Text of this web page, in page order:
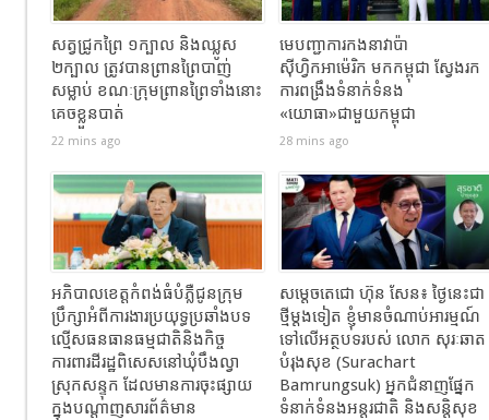
សត្វជ្រូកព្រៃ ១ក្បាល និងឈ្លូស
២ក្បាល​ ត្រូវបានព្រានព្រៃបាញ់
សម្លាប់​ ខណៈ​ក្រុមព្រានព្រៃទាំងនោះ
គេចខ្លួនបាត់
22 mins ago
មេបញ្ជាការកងនាវាប៉ា
ស៊ីហ្វិកអាម៉េរិក មកកម្ពុជា ស្វែងរក
ការពង្រឹងទំនាក់ទំនង
«យោធា»ជាមួយកម្ពុជា
28 mins ago
អភិបាលខេត្តកំពង់ធំបំភ្លឺជូនក្រុម
ប្រឹក្សាអំពីការងារប្រយុទ្ធប្រឆាំងបទ
ល្មើសធនធានធម្មជាតិនិងកិច្ច
ការពារដីរដ្ឋពិសេសនៅឃុំបឹងល្វា
ស្រុកសន្ទុក ដែលមានការចុះផ្សាយ
ក្នុងបណ្តាញសារព័ត៌មាន
សម្តេចតេជោ ហ៊ុន សែន៖ ថ្ងៃនេះជា
ថ្មីម្តងទៀត ខ្ញុំមានចំណាប់អារម្មណ៍
ទៅលើអត្ថបទរបស់ លោក សុរៈឆាត
បំរុងសុខ (Surachart
Bamrungsuk) អ្នកជំនាញផ្នែក
ទំនាក់ទំនងអន្តរជាតិ និងសន្តិសុខ